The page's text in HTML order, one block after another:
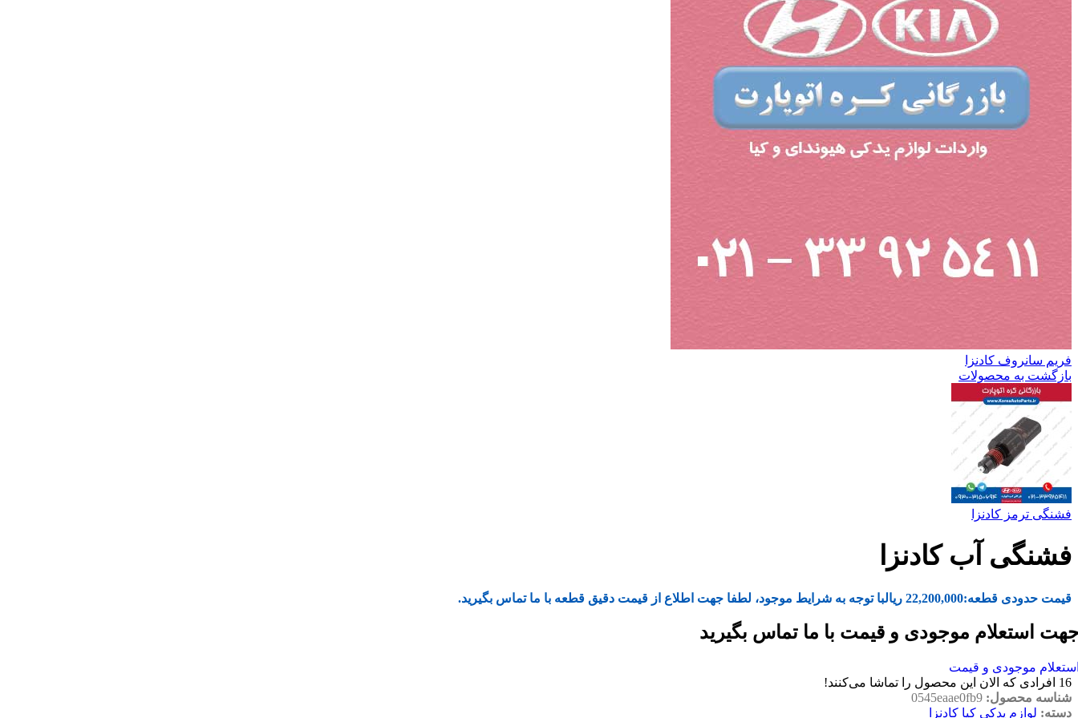
فریم سانروف کادنزا
بازگشت به محصولات
فشنگی ترمز کادنزا
فشنگی آب کادنزا
قیمت حدودی قطعه:22,200,000 ریالبا توجه به شرایط موجود، لطفا جهت اطلاع از قیمت دقیق قطعه با ما تماس بگیرید.
استعلام موجودی و قیمت با ما تماس بگیرید
موجودی و قیمت
16 افرادی که الان این محصول را تماشا می‌کنند!
شناسه محصول: 0545eaae0fb9
دسته: لوازم یدکی کیا کادنزا